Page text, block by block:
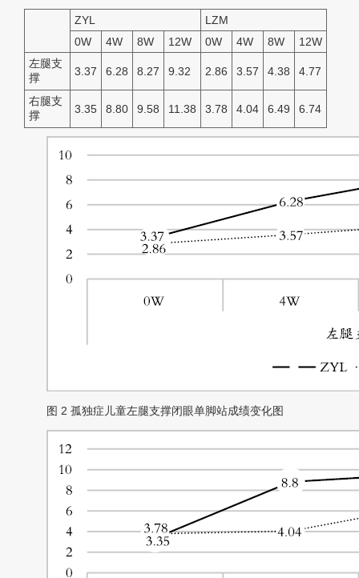
ZYL
LZM
0W
4W 8W 12W 0W 4W 8W
12W
左腿支
撑
3.37 6.28 8.27 9.32 2.86 3.57 4.38 4.77
右腿支
撑
3.35 8.80 9.58 11.38 3.78 4.04 6.49 6.74
图 2 孤独症儿童左腿支撑闭眼单脚站成绩变化图